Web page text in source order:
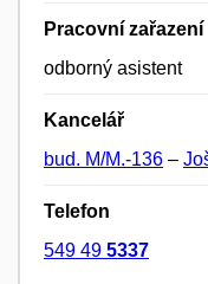
Pracovní zařazení
odborný asistent
Kancelář
bud. M/M.-136 –
Telefon
549 49 5337